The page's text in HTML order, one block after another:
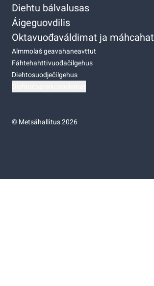
Diehtu bálvalusas
Áigeguovdilis
Oktavuođaváldimat ja máhcahat
Almmolaš geavahaneavttut
Fáhtehahttivuođačilgehus
Diehtosuodječilgehus
©Metsähallitus 2026